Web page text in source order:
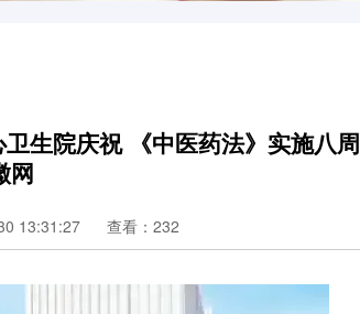
生院庆祝 《中医药法》实施八周
网
13:31:27 查看：232